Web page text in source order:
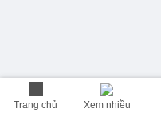
Trang chủ Xem nhiều